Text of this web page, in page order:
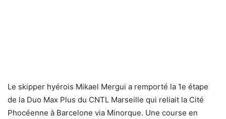
Le skipper hyérois Mikael Mergui a remporté la 1e étape
de la Duo Max Plus du CNTL Marseille qui reliait la Cité
Phocéenne à Barcelone via Minorque. Une course en